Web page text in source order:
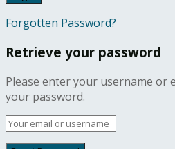
Forgotten Password?
Retrieve your password
Please enter your username or
your password.